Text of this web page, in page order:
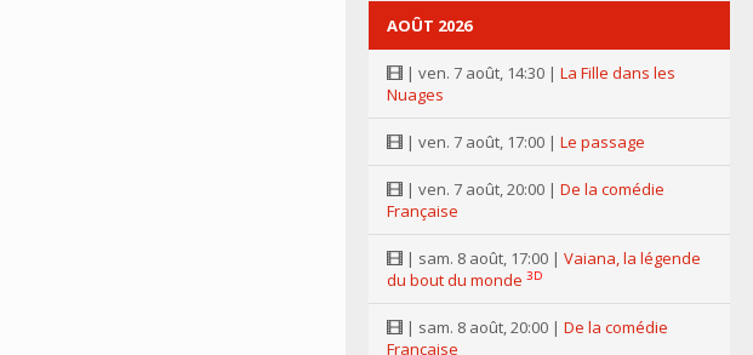
AOÛT 2026
| ven. 7 août, 14:30 | La Fille dans les
Nuages
| ven. 7 août, 17:00 | Le passage
| ven. 7 août, 20:00 | De la comédie
Française
| sam. 8 août, 17:00 | Vaiana, la légende
du bout du monde 3D
| sam. 8 août, 20:00 | De la comédie
Française